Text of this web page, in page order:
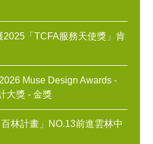
2025「TCFA服務天使獎」肯
Muse Design Awards -
大獎 - 金獎
林計畫」NO.13前進雲林中